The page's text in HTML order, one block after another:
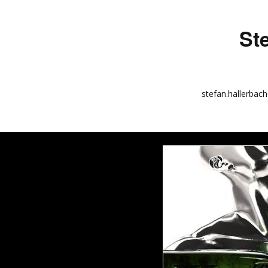
stefan.hallerbach
kunstquadrat.com
impressum